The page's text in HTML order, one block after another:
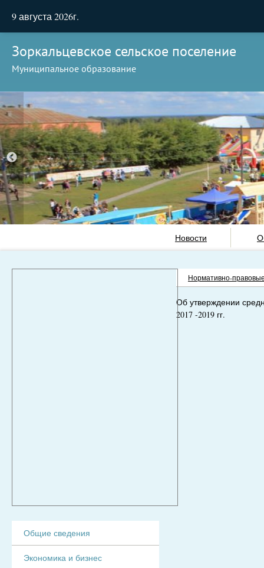
9 августа 2026г.
Зоркальцевское сельское поселение
Муниципальное образование
Новости
Нормативно-
Об утверждении
2017 -2019 гг.
Общие сведения
Экономика и бизнес